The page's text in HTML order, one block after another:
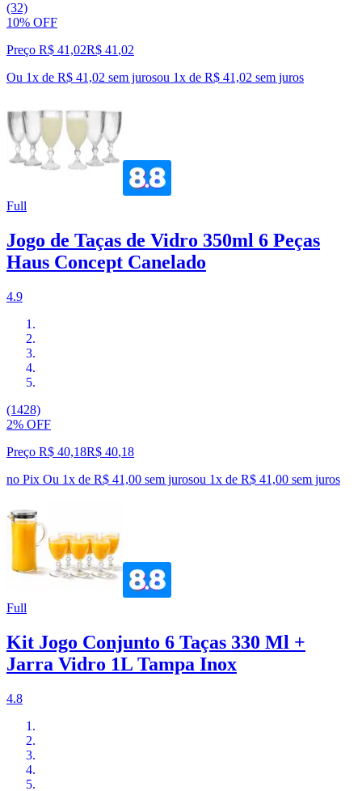
(32)
10% OFF
Preço R$ 41,02R$ 41 ,02
Ou 1x de R$ 41,02 sem jurosou 1x de R$ 41,02 sem juros
Full
Jogo de Taças de Vidro 350ml 6 Peças
Haus Concept Canelado
4.9
(1428)
2% OFF
Preço R$ 40,18R$ 40,18
no Pix Ou 1x de R$ 41,00 sem jurosou 1x de R$ 41,00 sem juros
Full
Kit Jogo Conjunto 6 Taças 330 Ml +
Jarra Vidro 1L Tampa Inox
4.8